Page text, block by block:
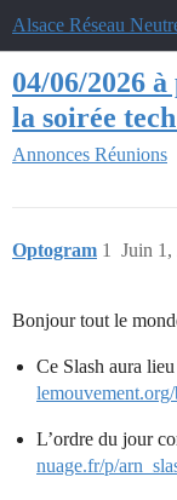
Alsace Réseau
04/06/2026
la soirée
Annonces Réunions
Optogram Juin 1,
1
Bonjour tout le
Ce Slash aura
L’ordre du jour
nuage.fr/p/